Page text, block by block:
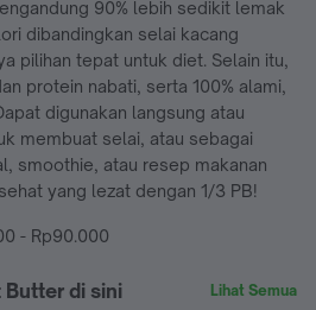
90% lebih sedikit lemak
dibandingkan selai kacang
pilihan tepat untuk diet. Selain itu,
protein nabati, serta 100% alami,
digunakan langsung atau
membuat selai, atau sebagai
smoothie, atau resep makanan
yang lezat dengan 1/3 PB!
- Rp90.000
Butter di sini Lihat Semua